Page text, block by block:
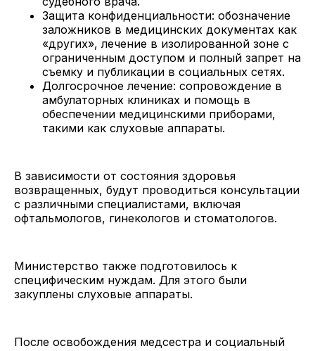
Защита конфиденциальности: обозначение
заложников в медицинских документах как
«других», лечение в изолированной зоне с
ограниченным доступом и полный запрет на
съемку и публикации в социальных сетях.
Долгосрочное лечение: сопровождение в
амбулаторных клиниках и помощь в
обеспечении медицинскими приборами,
такими как слуховые аппараты.
В зависимости от состояния здоровья
возвращенных, будут проводиться консультации
с различными специалистами, включая
офтальмологов, гинекологов и стоматологов.
Министерство также подготовилось к
специфическим нуждам. Для этого были
закуплены слуховые аппараты.
После освобождения медсестра и социальный